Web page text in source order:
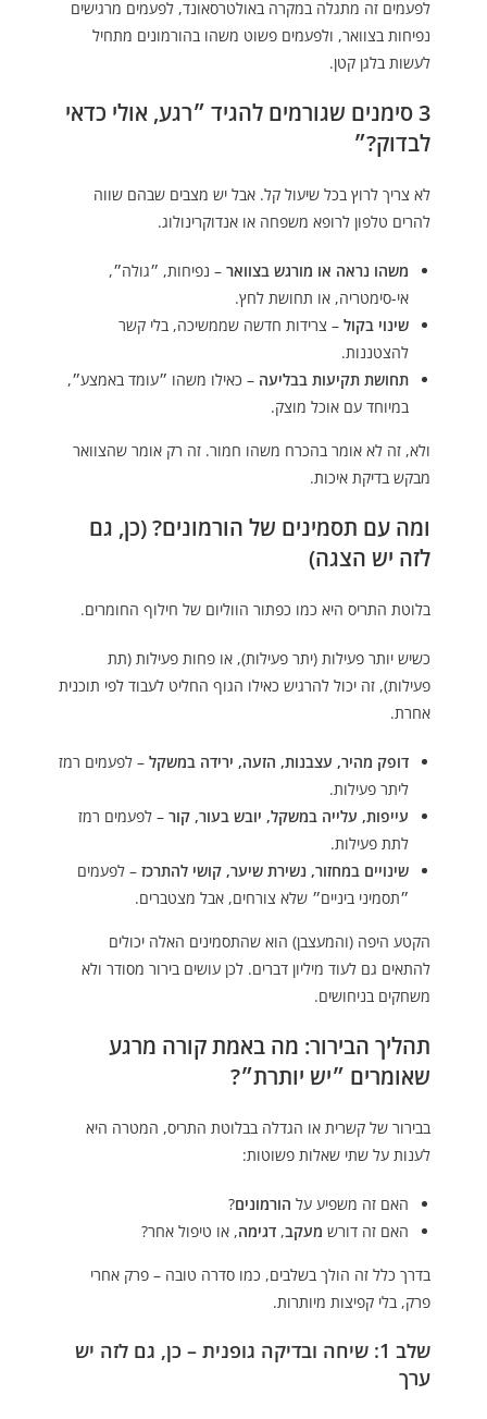
לפעמים זה מתגלה במקרה באולטרסאונד, לפעמים מרגישים
נפיחות בצוואר, ולפעמים פשוט משהו בהורמונים מתחיל
לעשות בלגן קטן.
3 סימנים שגורמים להגיד ״רגע, אולי כדאי
לבדוק?״
לא צריך לרוץ בכל שיעול קל. אבל יש מצבים שבהם שווה
להרים טלפון לרופא משפחה או אנדוקרינולוג.
משהו נראה או מורגש בצוואר – נפיחות, ״גולה״,
אי-סימטריה, או תחושת לחץ.
שינוי בקול – צרידות חדשה שממשיכה, בלי קשר
להצטננות.
תחושת תקיעות בבליעה – כאילו משהו ״עומד באמצע״,
במיוחד עם אוכל מוצק.
ולא, זה לא אומר בהכרח משהו חמור. זה רק אומר שהצוואר
מבקש בדיקת איכות.
ומה עם תסמינים של הורמונים? (כן, גם
לזה יש הצגה)
בלוטת התריס היא כמו כפתור הווליום של חילוף החומרים.
כשיש יותר פעילות (יתר פעילות), או פחות פעילות (תת
פעילות), זה יכול להרגיש כאילו הגוף החליט לעבוד לפי תוכנית
אחרת.
דופק מהיר, עצבנות, הזעה, ירידה במשקל – לפעמים רמז
ליתר פעילות.
עייפות, עלייה במשקל, יובש בעור, קור – לפעמים רמז
לתת פעילות.
שינויים במחזור, נשירת שיער, קושי להתרכז – לפעמים
״תסמיני ביניים״ שלא צורחים, אבל מצטברים.
הקטע היפה (והמעצבן) הוא שהתסמינים האלה יכולים
להתאים גם לעוד מיליון דברים. לכן עושים בירור מסודר ולא
משחקים בניחושים.
תהליך הבירור: מה באמת קורה מרגע
שאומרים ״יש יותרת״?
בבירור של קשרית או הגדלה בבלוטת התריס, המטרה היא
לענות על שתי שאלות פשוטות:
האם זה משפיע על הורמונים?
האם זה דורש מעקב,דגימה, או טיפול אחר?
בדרך כלל זה הולך בשלבים, כמו סדרה טובה – פרק אחרי
פרק, בלי קפיצות מיותרות.
שלב 1: שיחה ובדיקה גופנית – כן, גם לזה יש
ערך